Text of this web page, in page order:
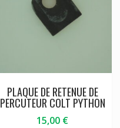
PLAQUE DE RETENUE DE
PERCUTEUR COLT PYTHON
15,00 €